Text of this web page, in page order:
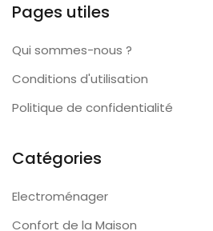
Pages utiles
Qui sommes-nous ?
Conditions d'utilisation
Politique de confidentialité
Catégories
Electroménager
Confort de la Maison